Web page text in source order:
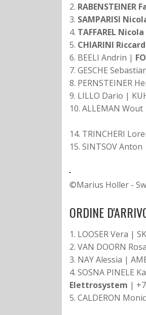
2. RABENSTEINER
3. SAMPARISI
4. TAFFAREL Nicola
5. CHIARINI
6. BEELI Andrin |
7. GESCHE
8. PERNSTEINER
9. LILLO Dario |
10. ALLEMAN
14. TRINCHERI
15. SINTSOV
©Marius Holler -
ORDINE
1. LOOSER Vera |
2. VAN DOORN
3. NAY Alessia |
4. SOSNA PINELE
Elettrosystem |
5. CALDERON